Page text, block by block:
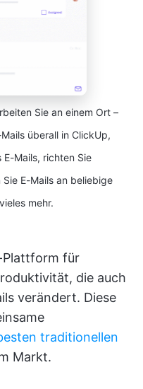
Sie an einem Ort –
überall in ClickUp,
Mails, richten Sie
E-Mails an beliebige
mehr.
Plattform für
die auch
verändert. Diese
traditionellen
Markt.